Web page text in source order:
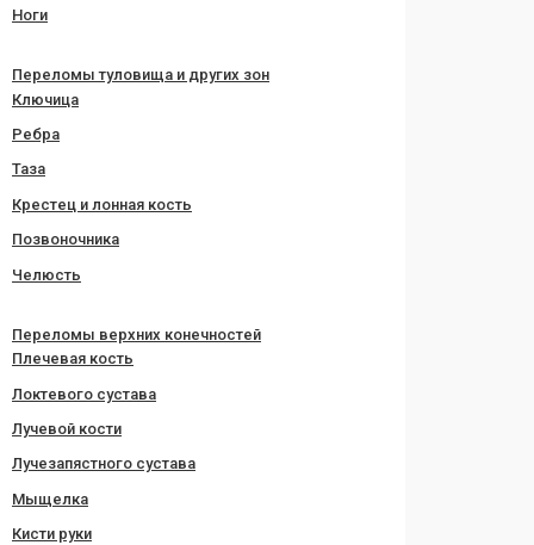
Ноги
Переломы туловища и других зон
Ключица
Ребра
Таза
Крестец и лонная кость
Позвоночника
Челюсть
Переломы верхних конечностей
Плечевая кость
Локтевого сустава
Лучевой кости
Лучезапястного сустава
Мыщелка
Кисти руки